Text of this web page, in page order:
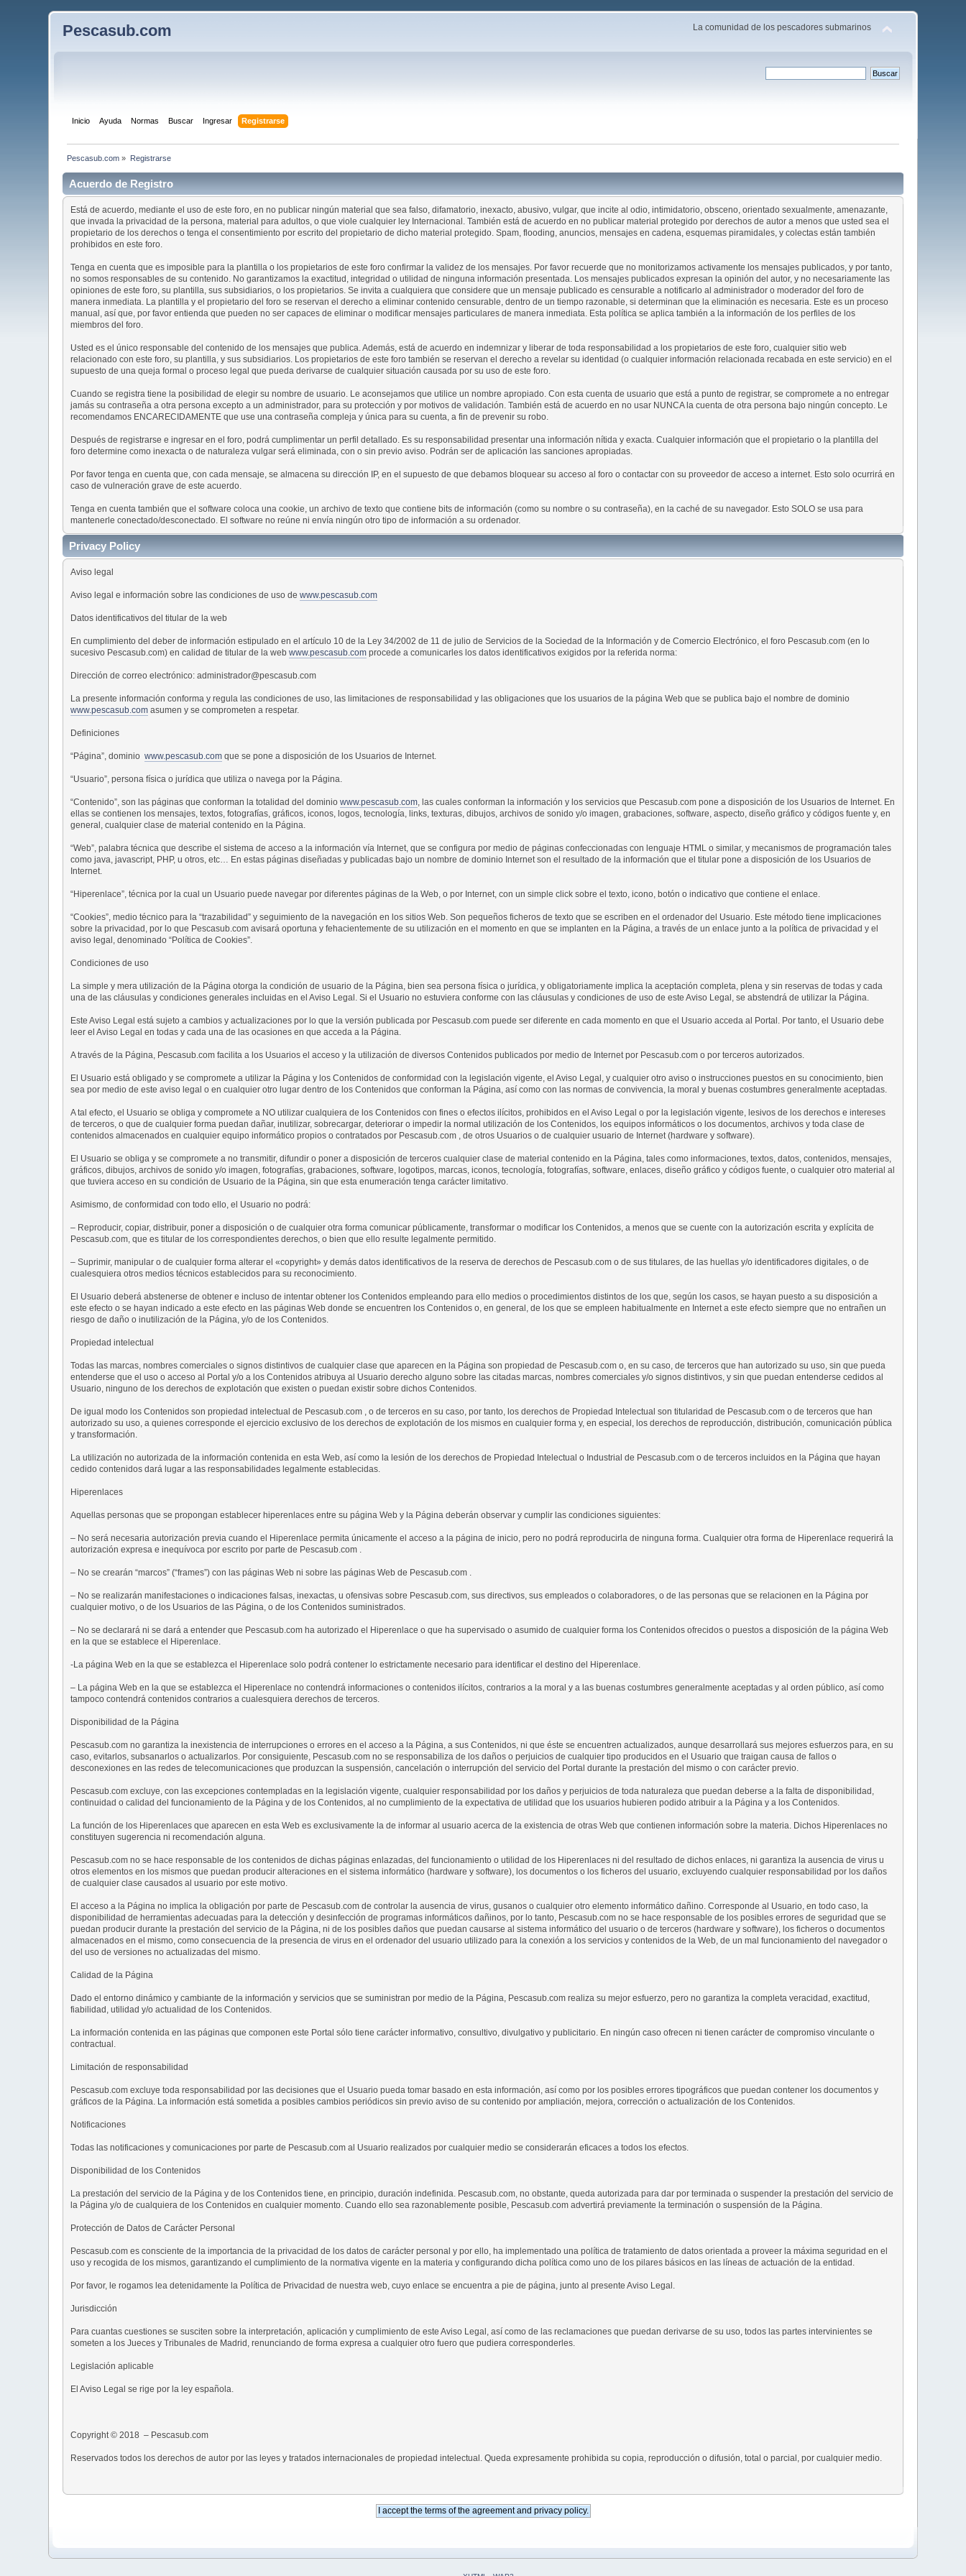
Pescasub.com La comunidad de los pescadores submarinos
Inicio Ayuda Normas Buscar Ingresar Registrarse
Pescasub.com » Registrarse
Acuerdo de Registro
Está de acuerdo, mediante el uso de este foro, en no publicar ningún material que sea falso, difamatorio, inexacto, abusivo, vulgar, que incite al odio, intimidatorio, obsceno, orientado sexualmente, amenazante,
que invada la privacidad de la persona, material para adultos, o que viole cualquier ley Internacional. También está de acuerdo en no publicar material protegido por derechos de autor a menos que usted sea el
propietario de los derechos o tenga el consentimiento por escrito del propietario de dicho material protegido. Spam, flooding, anuncios, mensajes en cadena, esquemas piramidales, y colectas están también
prohibidos en este foro.
Tenga en cuenta que es imposible para la plantilla o los propietarios de este foro confirmar la validez de los mensajes. Por favor recuerde que no monitorizamos activamente los mensajes publicados, y por tanto,
no somos responsables de su contenido. No garantizamos la exactitud, integridad o utilidad de ninguna información presentada. Los mensajes publicados expresan la opinión del autor, y no necesariamente las
opiniones de este foro, su plantilla, sus subsidiarios, o los propietarios. Se invita a cualquiera que considere que un mensaje publicado es censurable a notificarlo al administrador o moderador del foro de
manera inmediata. La plantilla y el propietario del foro se reservan el derecho a eliminar contenido censurable, dentro de un tiempo razonable, si determinan que la eliminación es necesaria. Este es un proceso
manual, así que, por favor entienda que pueden no ser capaces de eliminar o modificar mensajes particulares de manera inmediata. Esta política se aplica también a la información de los perfiles de los
miembros del foro.
Usted es el único responsable del contenido de los mensajes que publica. Además, está de acuerdo en indemnizar y liberar de toda responsabilidad a los propietarios de este foro, cualquier sitio web
relacionado con este foro, su plantilla, y sus subsidiarios. Los propietarios de este foro también se reservan el derecho a revelar su identidad (o cualquier información relacionada recabada en este servicio) en el
supuesto de una queja formal o proceso legal que pueda derivarse de cualquier situación causada por su uso de este foro.
Cuando se registra tiene la posibilidad de elegir su nombre de usuario. Le aconsejamos que utilice un nombre apropiado. Con esta cuenta de usuario que está a punto de registrar, se compromete a no entregar
jamás su contraseña a otra persona excepto a un administrador, para su protección y por motivos de validación. También está de acuerdo en no usar NUNCA la cuenta de otra persona bajo ningún concepto. Le
recomendamos ENCARECIDAMENTE que use una contraseña compleja y única para su cuenta, a fin de prevenir su robo.
Después de registrarse e ingresar en el foro, podrá cumplimentar un perfil detallado. Es su responsabilidad presentar una información nítida y exacta. Cualquier información que el propietario o la plantilla del
foro determine como inexacta o de naturaleza vulgar será eliminada, con o sin previo aviso. Podrán ser de aplicación las sanciones apropiadas.
Por favor tenga en cuenta que, con cada mensaje, se almacena su dirección IP, en el supuesto de que debamos bloquear su acceso al foro o contactar con su proveedor de acceso a internet. Esto solo ocurrirá en
caso de vulneración grave de este acuerdo.
Tenga en cuenta también que el software coloca una cookie, un archivo de texto que contiene bits de información (como su nombre o su contraseña), en la caché de su navegador. Esto SOLO se usa para
mantenerle conectado/desconectado. El software no reúne ni envía ningún otro tipo de información a su ordenador.
Privacy Policy
Aviso legal
Aviso legal e información sobre las condiciones de uso dewww.pescasub.com
Datos identificativos del titular de la web
En cumplimiento del deber de información estipulado en el artículo 10 de la Ley 34/2002 de 11 de julio de Servicios de la Sociedad de la Información y de Comercio Electrónico, el foro Pescasub.com (en lo
sucesivo Pescasub.com) en calidad de titular de la webwww.pescasub.com procede a comunicarles los datos identificativos exigidos por la referida norma:
Dirección de correo electrónico: administrador@pescasub.com
La presente información conforma y regula las condiciones de uso, las limitaciones de responsabilidad y las obligaciones que los usuarios de la página Web que se publica bajo el nombre de dominio
www.pescasub.com asumen y se comprometen a respetar.
Definiciones
“Página”, dominiowww.pescasub.com que se pone a disposición de los Usuarios de Internet.
“Usuario”, persona física o jurídica que utiliza o navega por la Página.
“Contenido”, son las páginas que conforman la totalidad del dominiowww.pescasub.com , las cuales conforman la información y los servicios que Pescasub.com pone a disposición de los Usuarios de Internet. En
ellas se contienen los mensajes, textos, fotografías, gráficos, iconos, logos, tecnología, links, texturas, dibujos, archivos de sonido y/o imagen, grabaciones, software, aspecto, diseño gráfico y códigos fuente y, en
general, cualquier clase de material contenido en la Página.
“Web”, palabra técnica que describe el sistema de acceso a la información vía Internet, que se configura por medio de páginas confeccionadas con lenguaje HTML o similar, y mecanismos de programación tales
como java, javascript, PHP, u otros, etc… En estas páginas diseñadas y publicadas bajo un nombre de dominio Internet son el resultado de la información que el titular pone a disposición de los Usuarios de
Internet.
“Hiperenlace”, técnica por la cual un Usuario puede navegar por diferentes páginas de la Web, o por Internet, con un simple click sobre el texto, icono, botón o indicativo que contiene el enlace.
“Cookies”, medio técnico para la “trazabilidad” y seguimiento de la navegación en los sitios Web. Son pequeños ficheros de texto que se escriben en el ordenador del Usuario. Este método tiene implicaciones
sobre la privacidad, por lo que Pescasub.com avisará oportuna y fehacientemente de su utilización en el momento en que se implanten en la Página, a través de un enlace junto a la política de privacidad y el
aviso legal, denominado “Política de Cookies”.
Condiciones de uso
La simple y mera utilización de la Página otorga la condición de usuario de la Página, bien sea persona física o jurídica, y obligatoriamente implica la aceptación completa, plena y sin reservas de todas y cada
una de las cláusulas y condiciones generales incluidas en el Aviso Legal. Si el Usuario no estuviera conforme con las cláusulas y condiciones de uso de este Aviso Legal, se abstendrá de utilizar la Página.
Este Aviso Legal está sujeto a cambios y actualizaciones por lo que la versión publicada por Pescasub.com puede ser diferente en cada momento en que el Usuario acceda al Portal. Por tanto, el Usuario debe
leer el Aviso Legal en todas y cada una de las ocasiones en que acceda a la Página.
A través de la Página, Pescasub.com facilita a los Usuarios el acceso y la utilización de diversos Contenidos publicados por medio de Internet por Pescasub.com o por terceros autorizados.
El Usuario está obligado y se compromete a utilizar la Página y los Contenidos de conformidad con la legislación vigente, el Aviso Legal, y cualquier otro aviso o instrucciones puestos en su conocimiento, bien
sea por medio de este aviso legal o en cualquier otro lugar dentro de los Contenidos que conforman la Página, así como con las normas de convivencia, la moral y buenas costumbres generalmente aceptadas.
A tal efecto, el Usuario se obliga y compromete a NO utilizar cualquiera de los Contenidos con fines o efectos ilícitos, prohibidos en el Aviso Legal o por la legislación vigente, lesivos de los derechos e intereses
de terceros, o que de cualquier forma puedan dañar, inutilizar, sobrecargar, deteriorar o impedir la normal utilización de los Contenidos, los equipos informáticos o los documentos, archivos y toda clase de
contenidos almacenados en cualquier equipo informático propios o contratados por Pescasub.com , de otros Usuarios o de cualquier usuario de Internet (hardware y software).
El Usuario se obliga y se compromete a no transmitir, difundir o poner a disposición de terceros cualquier clase de material contenido en la Página, tales como informaciones, textos, datos, contenidos, mensajes,
gráficos, dibujos, archivos de sonido y/o imagen, fotografías, grabaciones, software, logotipos, marcas, iconos, tecnología, fotografías, software, enlaces, diseño gráfico y códigos fuente, o cualquier otro material al
que tuviera acceso en su condición de Usuario de la Página, sin que esta enumeración tenga carácter limitativo.
Asimismo, de conformidad con todo ello, el Usuario no podrá:
– Reproducir, copiar, distribuir, poner a disposición o de cualquier otra forma comunicar públicamente, transformar o modificar los Contenidos, a menos que se cuente con la autorización escrita y explícita de
Pescasub.com, que es titular de los correspondientes derechos, o bien que ello resulte legalmente permitido.
– Suprimir, manipular o de cualquier forma alterar el «copyright» y demás datos identificativos de la reserva de derechos de Pescasub.com o de sus titulares, de las huellas y/o identificadores digitales, o de
cualesquiera otros medios técnicos establecidos para su reconocimiento.
El Usuario deberá abstenerse de obtener e incluso de intentar obtener los Contenidos empleando para ello medios o procedimientos distintos de los que, según los casos, se hayan puesto a su disposición a
este efecto o se hayan indicado a este efecto en las páginas Web donde se encuentren los Contenidos o, en general, de los que se empleen habitualmente en Internet a este efecto siempre que no entrañen un
riesgo de daño o inutilización de la Página, y/o de los Contenidos.
Propiedad intelectual
Todas las marcas, nombres comerciales o signos distintivos de cualquier clase que aparecen en la Página son propiedad de Pescasub.com o, en su caso, de terceros que han autorizado su uso, sin que pueda
entenderse que el uso o acceso al Portal y/o a los Contenidos atribuya al Usuario derecho alguno sobre las citadas marcas, nombres comerciales y/o signos distintivos, y sin que puedan entenderse cedidos al
Usuario, ninguno de los derechos de explotación que existen o puedan existir sobre dichos Contenidos.
De igual modo los Contenidos son propiedad intelectual de Pescasub.com , o de terceros en su caso, por tanto, los derechos de Propiedad Intelectual son titularidad de Pescasub.com o de terceros que han
autorizado su uso, a quienes corresponde el ejercicio exclusivo de los derechos de explotación de los mismos en cualquier forma y, en especial, los derechos de reproducción, distribución, comunicación pública
y transformación.
La utilización no autorizada de la información contenida en esta Web, así como la lesión de los derechos de Propiedad Intelectual o Industrial de Pescasub.com o de terceros incluidos en la Página que hayan
cedido contenidos dará lugar a las responsabilidades legalmente establecidas.
Hiperenlaces
Aquellas personas que se propongan establecer hiperenlaces entre su página Web y la Página deberán observar y cumplir las condiciones siguientes:
– No será necesaria autorización previa cuando el Hiperenlace permita únicamente el acceso a la página de inicio, pero no podrá reproducirla de ninguna forma. Cualquier otra forma de Hiperenlace requerirá la
autorización expresa e inequívoca por escrito por parte de Pescasub.com .
– No se crearán “marcos” (“frames”) con las páginas Web ni sobre las páginas Web de Pescasub.com .
– No se realizarán manifestaciones o indicaciones falsas, inexactas, u ofensivas sobre Pescasub.com, sus directivos, sus empleados o colaboradores, o de las personas que se relacionen en la Página por
cualquier motivo, o de los Usuarios de las Página, o de los Contenidos suministrados.
– No se declarará ni se dará a entender que Pescasub.com ha autorizado el Hiperenlace o que ha supervisado o asumido de cualquier forma los Contenidos ofrecidos o puestos a disposición de la página Web
en la que se establece el Hiperenlace.
-La página Web en la que se establezca el Hiperenlace solo podrá contener lo estrictamente necesario para identificar el destino del Hiperenlace.
– La página Web en la que se establezca el Hiperenlace no contendrá informaciones o contenidos ilícitos, contrarios a la moral y a las buenas costumbres generalmente aceptadas y al orden público, así como
tampoco contendrá contenidos contrarios a cualesquiera derechos de terceros.
Disponibilidad de la Página
Pescasub.com no garantiza la inexistencia de interrupciones o errores en el acceso a la Página, a sus Contenidos, ni que éste se encuentren actualizados, aunque desarrollará sus mejores esfuerzos para, en su
caso, evitarlos, subsanarlos o actualizarlos. Por consiguiente, Pescasub.com no se responsabiliza de los daños o perjuicios de cualquier tipo producidos en el Usuario que traigan causa de fallos o
desconexiones en las redes de telecomunicaciones que produzcan la suspensión, cancelación o interrupción del servicio del Portal durante la prestación del mismo o con carácter previo.
Pescasub.com excluye, con las excepciones contempladas en la legislación vigente, cualquier responsabilidad por los daños y perjuicios de toda naturaleza que puedan deberse a la falta de disponibilidad,
continuidad o calidad del funcionamiento de la Página y de los Contenidos, al no cumplimiento de la expectativa de utilidad que los usuarios hubieren podido atribuir a la Página y a los Contenidos.
La función de los Hiperenlaces que aparecen en esta Web es exclusivamente la de informar al usuario acerca de la existencia de otras Web que contienen información sobre la materia. Dichos Hiperenlaces no
constituyen sugerencia ni recomendación alguna.
Pescasub.com no se hace responsable de los contenidos de dichas páginas enlazadas, del funcionamiento o utilidad de los Hiperenlaces ni del resultado de dichos enlaces, ni garantiza la ausencia de virus u
otros elementos en los mismos que puedan producir alteraciones en el sistema informático (hardware y software), los documentos o los ficheros del usuario, excluyendo cualquier responsabilidad por los daños
de cualquier clase causados al usuario por este motivo.
El acceso a la Página no implica la obligación por parte de Pescasub.com de controlar la ausencia de virus, gusanos o cualquier otro elemento informático dañino. Corresponde al Usuario, en todo caso, la
disponibilidad de herramientas adecuadas para la detección y desinfección de programas informáticos dañinos, por lo tanto, Pescasub.com no se hace responsable de los posibles errores de seguridad que se
puedan producir durante la prestación del servicio de la Página, ni de los posibles daños que puedan causarse al sistema informático del usuario o de terceros (hardware y software), los ficheros o documentos
almacenados en el mismo, como consecuencia de la presencia de virus en el ordenador del usuario utilizado para la conexión a los servicios y contenidos de la Web, de un mal funcionamiento del navegador o
del uso de versiones no actualizadas del mismo.
Calidad de la Página
Dado el entorno dinámico y cambiante de la información y servicios que se suministran por medio de la Página, Pescasub.com realiza su mejor esfuerzo, pero no garantiza la completa veracidad, exactitud,
fiabilidad, utilidad y/o actualidad de los Contenidos.
La información contenida en las páginas que componen este Portal sólo tiene carácter informativo, consultivo, divulgativo y publicitario. En ningún caso ofrecen ni tienen carácter de compromiso vinculante o
contractual.
Limitación de responsabilidad
Pescasub.com excluye toda responsabilidad por las decisiones que el Usuario pueda tomar basado en esta información, así como por los posibles errores tipográficos que puedan contener los documentos y
gráficos de la Página. La información está sometida a posibles cambios periódicos sin previo aviso de su contenido por ampliación, mejora, corrección o actualización de los Contenidos.
Notificaciones
Todas las notificaciones y comunicaciones por parte de Pescasub.com al Usuario realizados por cualquier medio se considerarán eficaces a todos los efectos.
Disponibilidad de los Contenidos
La prestación del servicio de la Página y de los Contenidos tiene, en principio, duración indefinida. Pescasub.com, no obstante, queda autorizada para dar por terminada o suspender la prestación del servicio de
la Página y/o de cualquiera de los Contenidos en cualquier momento. Cuando ello sea razonablemente posible, Pescasub.com advertirá previamente la terminación o suspensión de la Página.
Protección de Datos de Carácter Personal
Pescasub.com es consciente de la importancia de la privacidad de los datos de carácter personal y por ello, ha implementado una política de tratamiento de datos orientada a proveer la máxima seguridad en el
uso y recogida de los mismos, garantizando el cumplimiento de la normativa vigente en la materia y configurando dicha política como uno de los pilares básicos en las líneas de actuación de la entidad.
Por favor, le rogamos lea detenidamente la Política de Privacidad de nuestra web, cuyo enlace se encuentra a pie de página, junto al presente Aviso Legal.
Jurisdicción
Para cuantas cuestiones se susciten sobre la interpretación, aplicación y cumplimiento de este Aviso Legal, así como de las reclamaciones que puedan derivarse de su uso, todos las partes intervinientes se
someten a los Jueces y Tribunales de Madrid, renunciando de forma expresa a cualquier otro fuero que pudiera corresponderles.
Legislación aplicable
El Aviso Legal se rige por la ley española.
Copyright © 2018 – Pescasub.com
Reservados todos los derechos de autor por las leyes y tratados internacionales de propiedad intelectual. Queda expresamente prohibida su copia, reproducción o difusión, total o parcial, por cualquier medio.